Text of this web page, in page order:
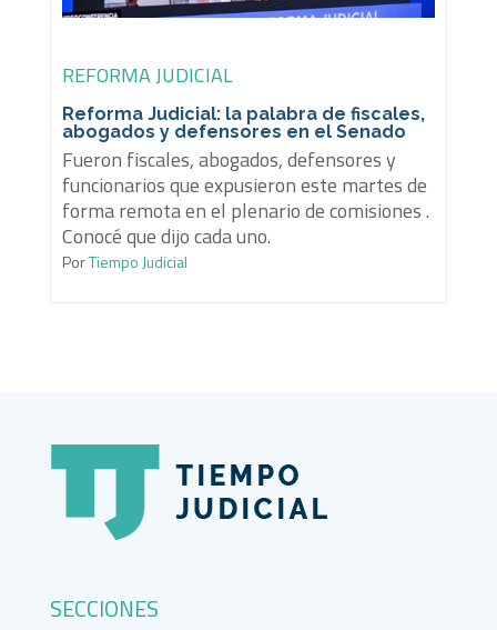
REFORMA JUDICIAL
Reforma Judicial: la palabra de fiscales,
abogados y defensores en el Senado
Fueron fiscales, abogados, defensores y
funcionarios que expusieron este martes de
forma remota en el plenario de comisiones .
Conocé que dijo cada uno.
PorTiempo Judicial
SECCIONES